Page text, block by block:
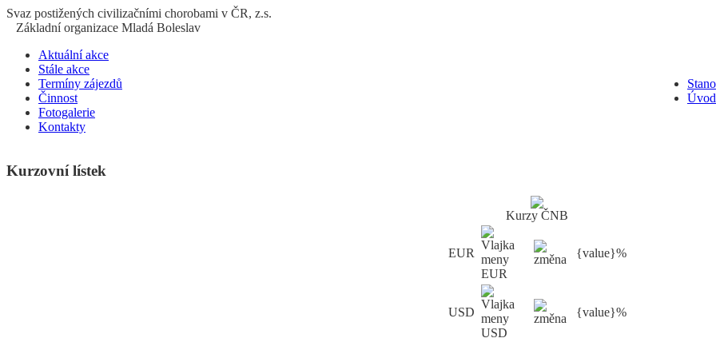
Svaz postižených civilizačními chorobami v ČR, z.s.
Základní organizace Mladá Boleslav
Aktuální akce
Stále akce
Termíny zájezdů
Činnost
Fotogalerie
Kontakty
Úvod
Kurzovní lístek
Kurzy ČNB
EUR {value}%
USD {value}%